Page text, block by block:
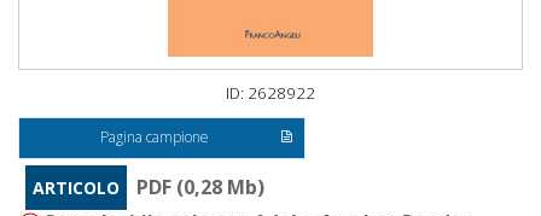
ID: 2628922
Pagina campione
ARTICOLO
PDF (0,28 Mb)